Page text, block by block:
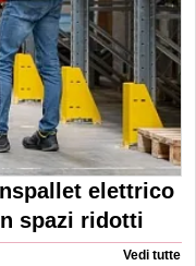
elettrico
spazi ridotti
Vedi tutte